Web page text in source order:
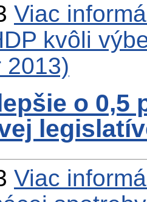
Viac
kvôli
2013)
o 0,5
Viac